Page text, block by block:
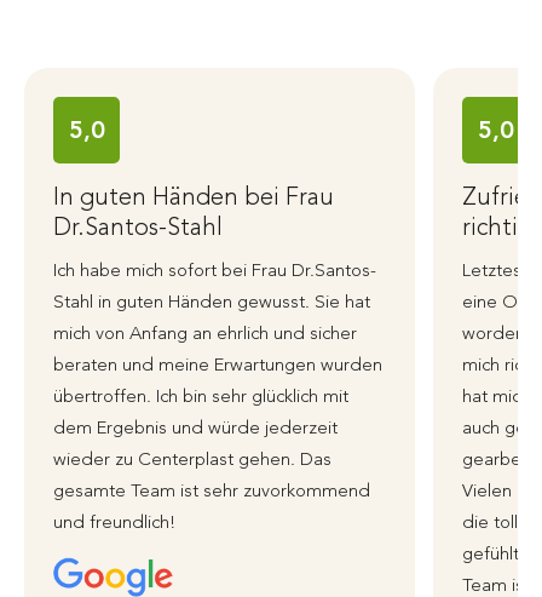
5,0
In guten Händen bei Frau
Dr.Santos-Stahl
Ich habe mich sofort bei Frau Dr.Santos-
Stahl in guten Händen gewusst. Sie hat
mich von Anfang an ehrlich und sicher
beraten und meine Erwartungen wurden
übertroffen. Ich bin sehr glücklich mit
dem Ergebnis und würde jederzeit
wieder zu Centerplast gehen. Das
gesamte Team ist sehr zuvorkommend
und freundlich!
5,0
richtig
Letztes
eine
worden,
mich
hat mich
auch
Vielen
die tolle
gefühlt
Team ist